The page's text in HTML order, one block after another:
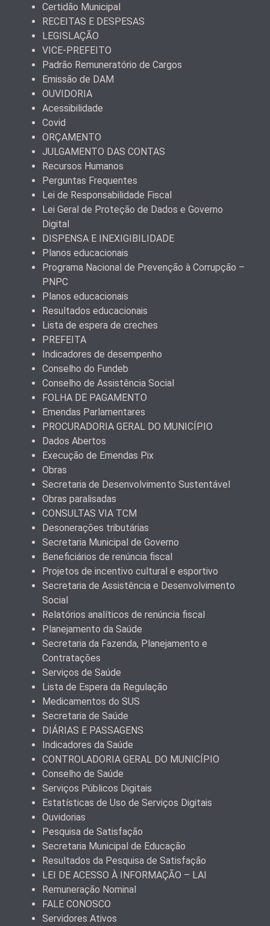
Certidão Municipal
RECEITAS E DESPESAS
LEGISLAÇÃO
VICE-PREFEITO
Padrão Remuneratório de Cargos
Emissão de DAM
OUVIDORIA
Acessibilidade
Covid
ORÇAMENTO
JULGAMENTO DAS CONTAS
Recursos Humanos
Perguntas Frequentes
Lei de Responsabilidade Fiscal
Lei Geral de Proteção de Dados e Governo
Digital
DISPENSA E INEXIGIBILIDADE
Planos educacionais
Programa Nacional de Prevenção à Corrupção –
PNPC
Planos educacionais
Resultados educacionais
Lista de espera de creches
PREFEITA
Indicadores de desempenho
Conselho do Fundeb
Conselho de Assistência Social
FOLHA DE PAGAMENTO
Emendas Parlamentares
PROCURADORIA GERAL DO MUNICÍPIO
Dados Abertos
Execução de Emendas Pix
Obras
Secretaria de Desenvolvimento Sustentável
Obras paralisadas
CONSULTAS VIA TCM
Desonerações tributárias
Secretaria Municipal de Governo
Beneficiários de renúncia fiscal
Projetos de incentivo cultural e esportivo
Secretaria de Assistência e Desenvolvimento
Social
Relatórios analíticos de renúncia fiscal
Planejamento da Saúde
Secretaria da Fazenda, Planejamento e
Contratações
Serviços de Saúde
Lista de Espera da Regulação
Medicamentos do SUS
Secretaria de Saúde
DIÁRIAS E PASSAGENS
Indicadores da Saúde
CONTROLADORIA GERAL DO MUNICÍPIO
Conselho de Saúde
Serviços Públicos Digitais
Estatísticas de Uso de Serviços Digitais
Ouvidorias
Pesquisa de Satisfação
Secretaria Municipal de Educação
Resultados da Pesquisa de Satisfação
LEI DE ACESSO À INFORMAÇÃO – LAI
Remuneração Nominal
FALE CONOSCO
Servidores Ativos